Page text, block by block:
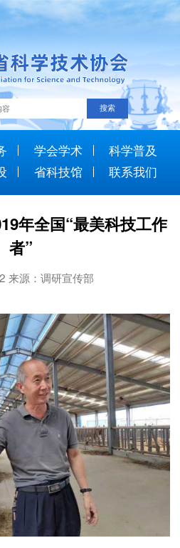
学会学术
科学普及
省科技馆 联系我们
年全国“最美科技工作
者”
来源：调研宣传部